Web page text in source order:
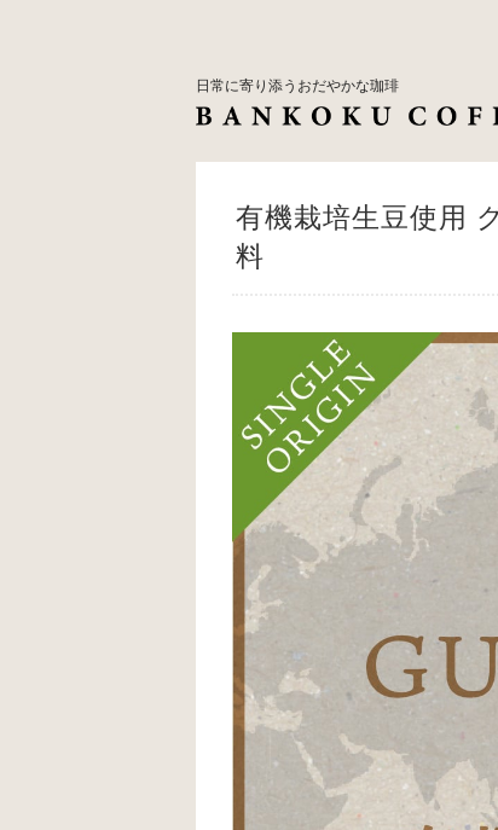
日常に寄り添うおだやかな珈琲
有機栽培生豆使用
料